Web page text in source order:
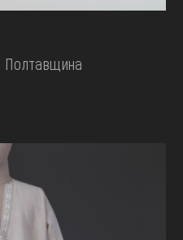
Полтавщина